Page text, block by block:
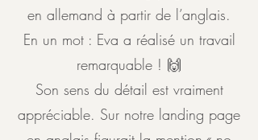
en allemand à partir de l’anglais.
En un mot : Eva a réalisé un travail
remarquable ! 🙌
Son sens du détail est vraiment
appréciable. Sur notre landing page